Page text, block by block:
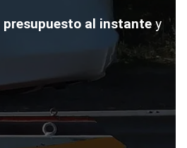
presupuesto al instantey